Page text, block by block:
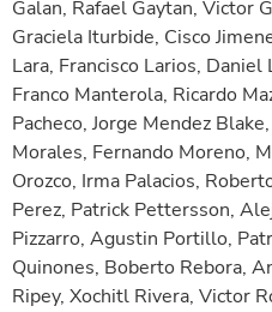
Galan, Rafael Gaytan, Victor
Graciela Iturbide, Cisco
Lara, Francisco Larios, Daniel
Franco Manterola, Ricardo
Pacheco, Jorge Mendez
Morales, Fernando Moreno,
Orozco, Irma Palacios,
Perez, Patrick Pettersson,
Pizzarro, Agustin Portillo,
Quinones, Boberto Rebora,
Ripey, Xochitl Rivera, Victor